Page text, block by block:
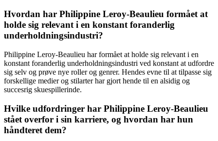
Hvordan har Philippine Leroy-Beaulieu formået at
holde sig relevant i en konstant foranderlig
underholdningsindustri?
Philippine Leroy-Beaulieu har formået at holde sig relevant i en
konstant foranderlig underholdningsindustri ved konstant at udfordre
sig selv og prøve nye roller og genrer. Hendes evne til at tilpasse sig
forskellige medier og stilarter har gjort hende til en alsidig og
succesrig skuespillerinde.
Hvilke udfordringer har Philippine Leroy-Beaulieu
stået overfor i sin karriere, og hvordan har hun
håndteret dem?